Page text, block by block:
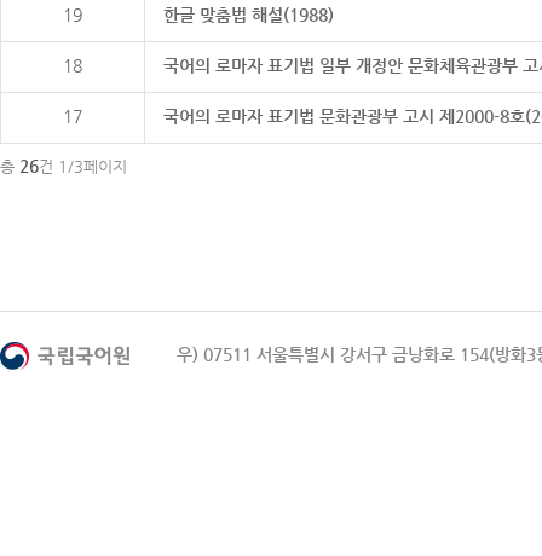
19 한글 맞춤법 해설(1988)
18 국어의 로마자 표기법 일부 개정안 문화체육관광부
17 국어의 로마자 표기법 문화관광부 고시 제2000-8호
총 26건 1/3페이지
우) 07511 서울특별시 강서구 금낭화로 154(방화3